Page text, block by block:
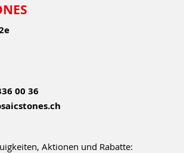
00 36
Aktionen und Rabatte: